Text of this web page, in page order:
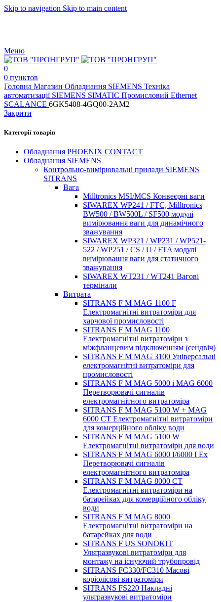
Skip to navigation Skip to main content
Меню
0
0 пунктов
Головна Магазин Обладнання SIEMENS Техніка
автоматизації SIEMENS SIMATIC Промисловий Ethernet
SCALANCE 6GK5408-4GQ00-2AM2
Закрити
Категорії товарів
Обладнання PHOENIX CONTACT
Обладнання SIEMENS
Контрольно-вимірювальні прилади SIEMENS
SITRANS
Вага
Milltronics MSI/MCS Конвеєрні ваги
SIWAREX WP241 / FTC, Milltronics
BW500 / BW500L / SF500 модулі
вимірювання ваги для динамічного
зважування
SIWAREX WP321 / WP231 / WP521-
522 / WP251 / CS / U / FTA модулі
вимірювання ваги для статичного
зважування
SIWAREX WT231 / WT241 Вагові
термінали
Витрата
SITRANS F M MAG 1100 F
Електромагнітні витратоміри для
харчової промисловості
SITRANS F M MAG 1100
Електромагнітні витратоміри з
міжфланцевим підключенням (сендвіч)
SITRANS F M MAG 3100 Універсальні
електромагнітні витратоміри для
промисловості
SITRANS F M MAG 5000 і MAG 6000
Перетворювачі сигналів
електромагнітного витратоміра
SITRANS F M MAG 5100 W + MAG
6000 CT Електромагнітні витратоміри
для комерційного обліку води
SITRANS F M MAG 5100 W
Електромагнітні витратоміри для води
SITRANS F M MAG 6000 I/6000 I Ex
Перетворювачі сигналів
електромагнітного витратоміра
SITRANS F M MAG 8000 CT
Електромагнітні витратоміри на
батарейках для комерційного обліку
води
SITRANS F M MAG 8000
Електромагнітні витратоміри на
батарейках для води
SITRANS F US SONOKIT
Ультразвукові витратоміри для
монтажу на існуючий трубопровід
SITRANS FC330/FC310 Масові
коріолісові витратоміри
SITRANS FS220 Накладні
ультразвукові витратоміри